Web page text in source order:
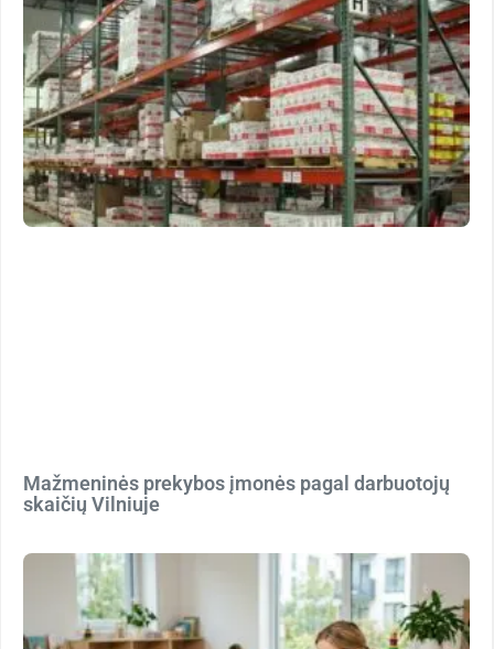
Mažmeninės prekybos įmonės pagal darbuotojų
skaičių Vilniuje